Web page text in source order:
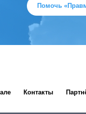
Помочь
Контакты